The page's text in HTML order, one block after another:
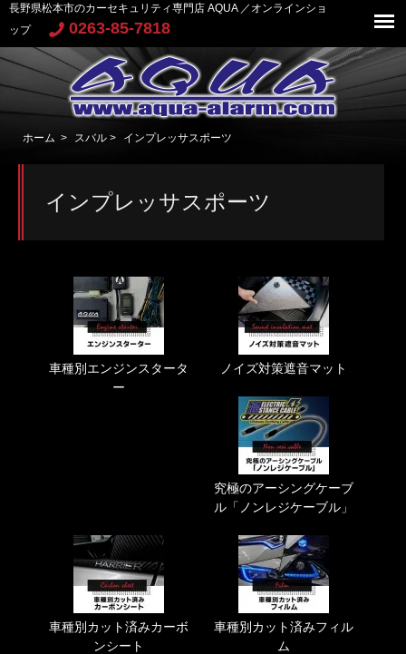
長野県松本市のカーセキュリティ専門店 AQUA ／オンラインショ
ップ
0263-85-7818
ホーム > スバル > インプレッサスポーツ
インプレッサスポーツ
車種別エンジンスタータ
ー
ノイズ対策遮音マット
究極のアーシングケーブ
ル「ノンレジケーブル」
車種別カット済みカーボ
ンシート
車種別カット済みフィル
ム